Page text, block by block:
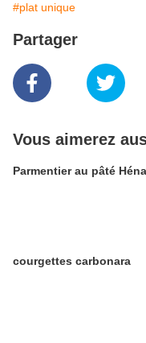
#plat unique
Partager
Vous aimerez
Parmentier au pâté
courgettes carbonara